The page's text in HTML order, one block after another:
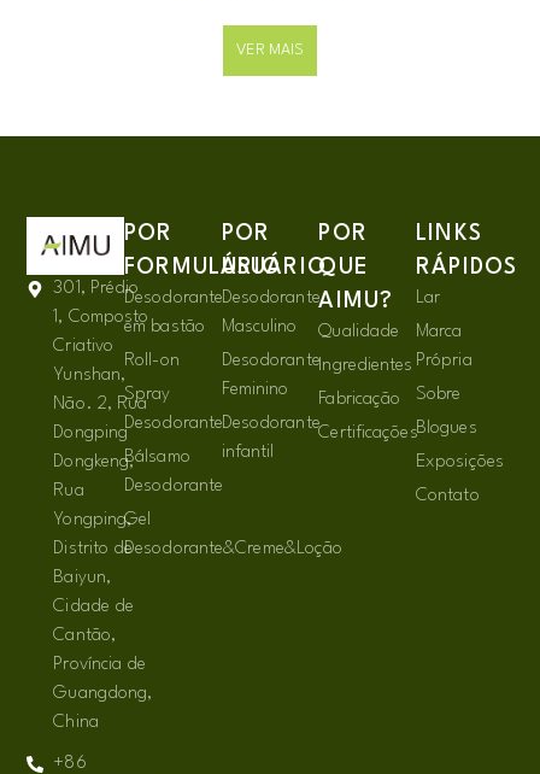
VER MAIS
301, Prédio
1, Composto
Criativo
Yunshan,
Não. 2, Rua
Dongping
Dongkeng,
Rua
Yongping,
Distrito de
Baiyun,
Cidade de
Cantão,
Província de
Guangdong,
China
+86
POR
FORMULÁRIO
Desodorante
em bastão
Roll-on
Spray
Desodorante
Bálsamo
Desodorante
Gel
Desodorante&Creme&Loção
POR
USUÁRIO
Desodorante
Masculino
Desodorante
Feminino
Desodorante
infantil
POR
QUE
AIMU?
Qualidade
Ingredientes
Fabricação
Certificações
LINKS
RÁPIDOS
Lar
Marca
Própria
Sobre
Blogues
Exposições
Contato